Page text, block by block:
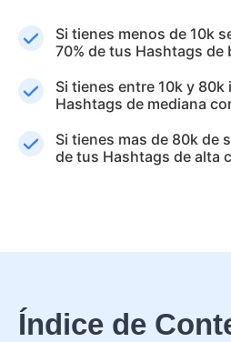
Si tienes menos de 10k
70% de tus Hashtags de
Si tienes entre 10k y 80k
Hashtags de mediana
Si tienes mas de 80k de
de tus Hashtags de alta
Índice de